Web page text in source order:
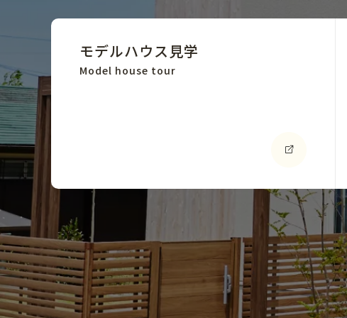
モデルハウス見学
Model house tour